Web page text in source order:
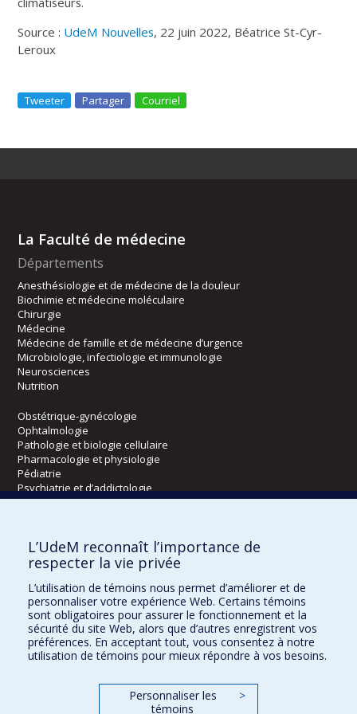
Source : UdeM Nouvelles, 22 juin 2022, Béatrice St-Cyr-
Leroux
Tweeter Partager Courriel
La Faculté de médecine
Départements
Anesthésiologie et de médecine de la douleur
Biochimie et médecine moléculaire
Chirurgie
Médecine
Médecine de famille et de médecine d’urgence
Microbiologie, infectiologie et immunologie
Neurosciences
Nutrition
Obstétrique-gynécologie
Ophtalmologie
Pathologie et biologie cellulaire
Pharmacologie et physiologie
Pédiatrie
Psychiatrie et d’addictologie
Radiologie, radio-oncologie et médecine nucléaire
Écoles
Orthophonie et audiologie
Réadaptation
Directions
L’UdeM reconnaît l’importance de
respecter la vie privée
L’utilisation de témoins nous permet d’améliorer et de
personnaliser votre expérience Web. Certains témoins
sont obligatoires pour assurer le fonctionnement et la
sécurité du site Web, alors que d’autres enregistrent vos
préférences. En acceptant tout, vous consentez à notre
utilisation de témoins pour mieux répondre à vos besoins.
Personnaliser les
témoins
>